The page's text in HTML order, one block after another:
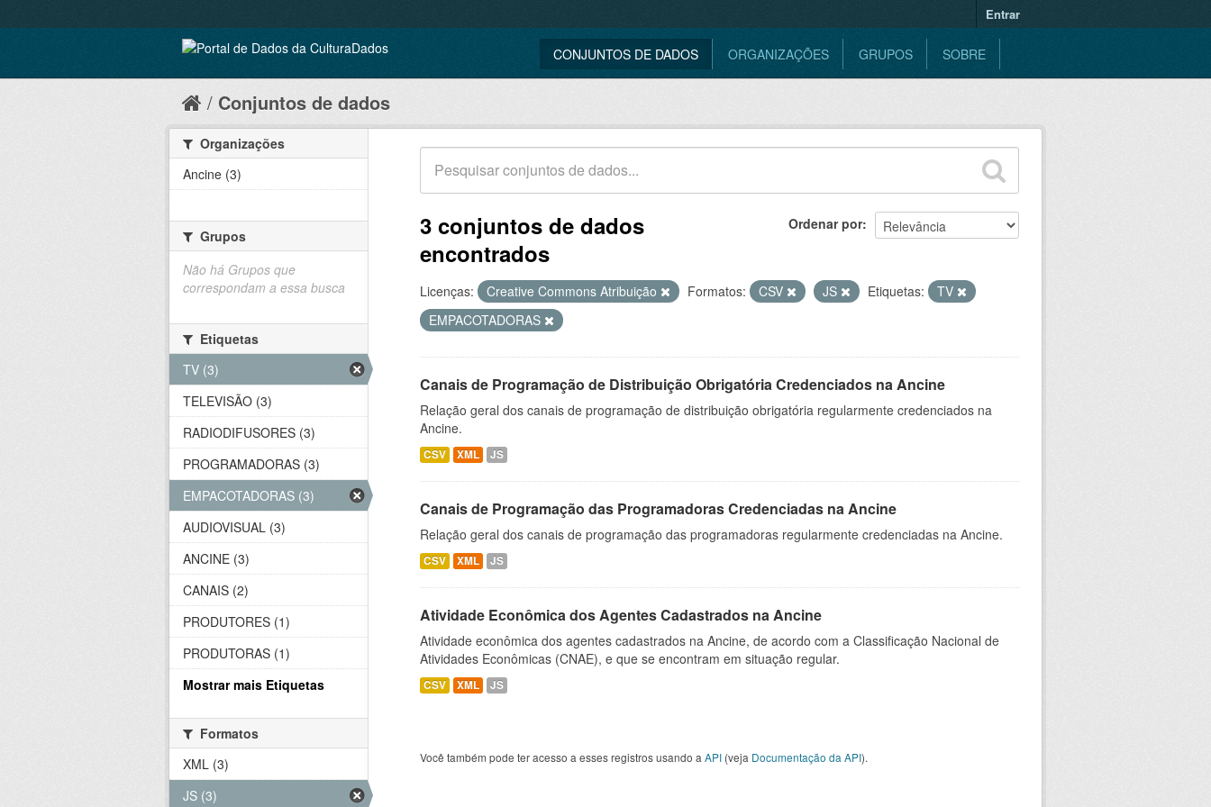
Entrar
CONJUNTOS DE DADOS ORGANIZAÇÕES GRUPOS SOBRE
Conjuntos de dados
Ordenar por
3 conjuntos de dados
encontrados
Licenças: Creative Commons Atribuição Formatos: CSV JS Etiquetas:
TV
EMPACOTADORAS
Canais de Programação de Distribuição Obrigatória Credenciados na Ancine
Relação geral dos canais de programação de distribuição obrigatória regularmente credenciados na
Ancine.
CSV XML JS
Canais de Programação das Programadoras Credenciadas na Ancine
Relação geral dos canais de programação das programadoras regularmente credenciadas na Ancine.
CSV XML JS
Atividade Econômica dos Agentes Cadastrados na Ancine
Atividade econômica dos agentes cadastrados na Ancine, de acordo com a Classificação Nacional de
Atividades Econômicas (CNAE), e que se encontram em situação regular.
CSV XML JS
Você também pode ter acesso a esses registros usando a API (veja Documentação da API).
Organizações
Ancine (3)
Grupos
Não há Grupos que
correspondam a essa busca
Etiquetas
TV (3)
TELEVISÃO (3)
RADIODIFUSORES (3)
PROGRAMADORAS (3)
EMPACOTADORAS (3)
AUDIOVISUAL (3)
ANCINE (3)
CANAIS (2)
PRODUTORES (1)
PRODUTORAS (1)
Mostrar mais Etiquetas
Formatos
XML (3)
JS (3)